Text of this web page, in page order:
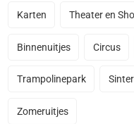
Karten Theater en
Binnenuitjes Circus
Trampolinepark
Zomeruitjes